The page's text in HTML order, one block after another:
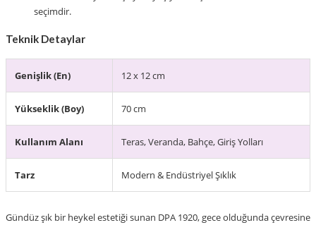
seçimdir.
Teknik Detaylar
Genişlik (En) 12 x 12 cm
Yükseklik (Boy) 70 cm
Kullanım Alanı Teras, Veranda, Bahçe, Giriş Yolları
Tarz Modern & Endüstriyel Şıklık
Gündüz şık bir heykel estetiği sunan DPA 1920, gece olduğunda çevresine